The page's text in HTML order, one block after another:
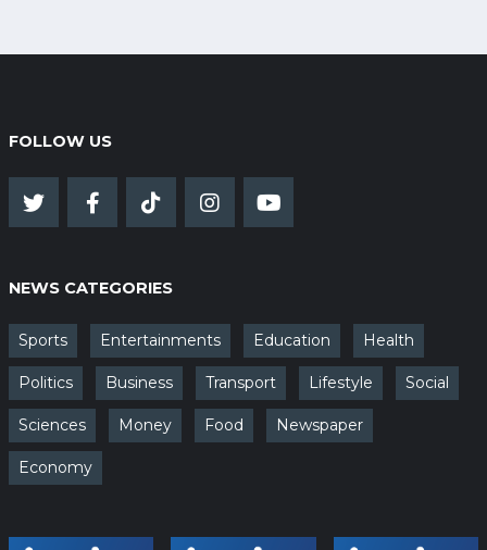
FOLLOW US
NEWS CATEGORIES
Sports Entertainments Education Health
Politics Business Transport Lifestyle Social
Sciences Money Food Newspaper
Economy